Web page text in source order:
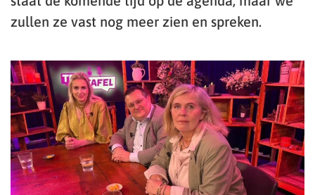
zullen ze vast nog meer zien en spreken.